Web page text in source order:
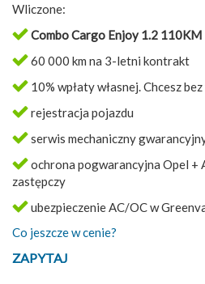
Wliczone:
Combo Cargo Enjoy 1.2 110KM
60 000 km na 3-letni kontrakt
10% wpłaty własnej. Chcesz
rejestracja pojazdu
serwis mechaniczny
ochrona pogwarancyjna Opel +
zastępczy
ubezpieczenie AC/OC w
Co jeszcze w cenie?
ZAPYTAJ